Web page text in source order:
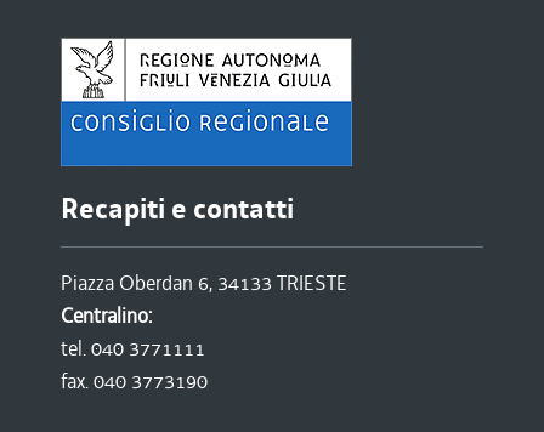
Recapiti e contatti
Piazza Oberdan 6, 34133 TRIESTE
Centralino:
tel. 040 3771111
fax. 040 3773190